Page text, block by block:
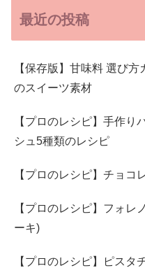
最近の投稿
【保存版】甘味料 選び
のスイーツ素材
【プロのレシピ】手作り
シュ5種類のレシピ
【プロのレシピ】チョコ
【プロのレシピ】フォレ
ーキ)
【プロのレシピ】ピスタ